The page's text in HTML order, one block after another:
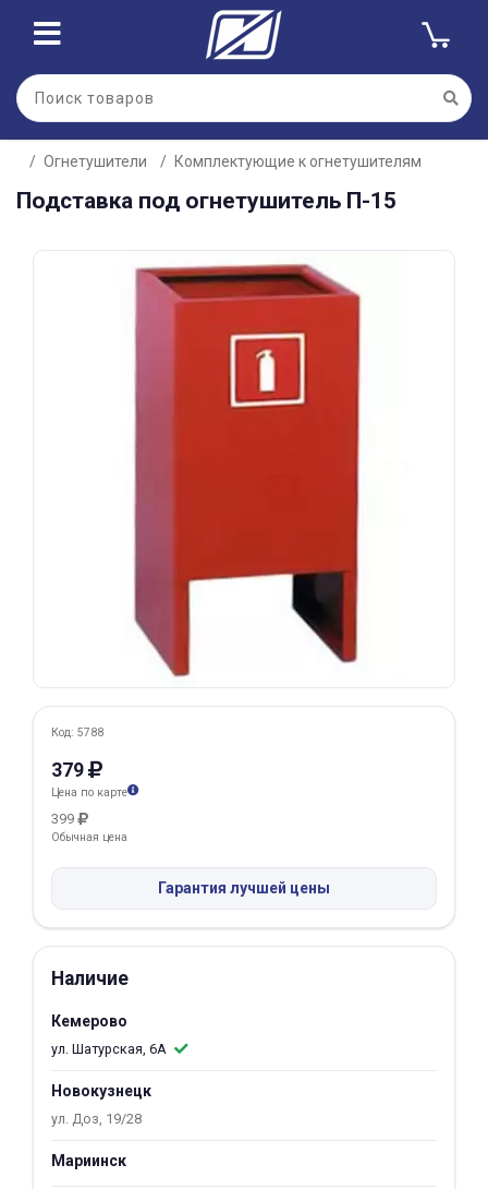
Огнетушители Комплектующие к огнетушителям
Подставка под огнетушитель П-15
Код: 5788
379
Цена по карте
399
Обычная цена
Гарантия лучшей цены
Наличие
Кемерово
ул. Шатурская, 6А
Новокузнецк
ул. Доз, 19/28
Мариинск
Для клиентов всех банков
Разбейте
оплатуна части
без переплат
Оплачивайте сегодня только
% картой любого банка
Оставшиеся
списываться
по25%каждые 2 недели
Подробнее
8 800 302-02-51